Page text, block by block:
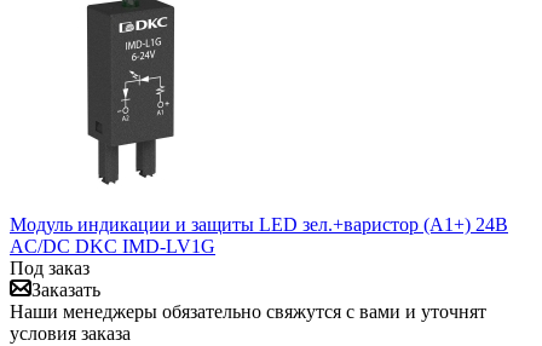
Модуль индикации и защиты LED зел.+варистор (A1+) 24В
AC/DC DKC IMD-LV1G
Под заказ
Заказать
Наши менеджеры обязательно свяжутся с вами и уточнят
условия заказа